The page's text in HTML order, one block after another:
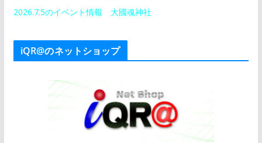
2026.7.5のイベント情報 大國魂神社
iQR@のネットショップ